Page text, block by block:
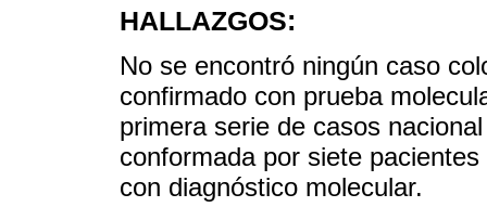
HALLAZGOS:
No se encontró ningún caso
confirmado con prueba
primera serie de casos
conformada por siete
con diagnóstico molecular.